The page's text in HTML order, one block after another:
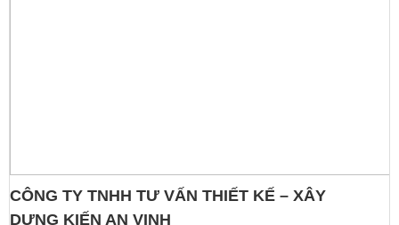
CÔNG TY TNHH TƯ VẤN THIẾT KẾ – XÂY
DỰNG KIẾN AN VINH